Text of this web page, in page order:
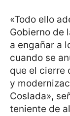
«Todo ello
Gobierno de
a engañar a
cuando se
que el cierre
y
Coslada»,
teniente de